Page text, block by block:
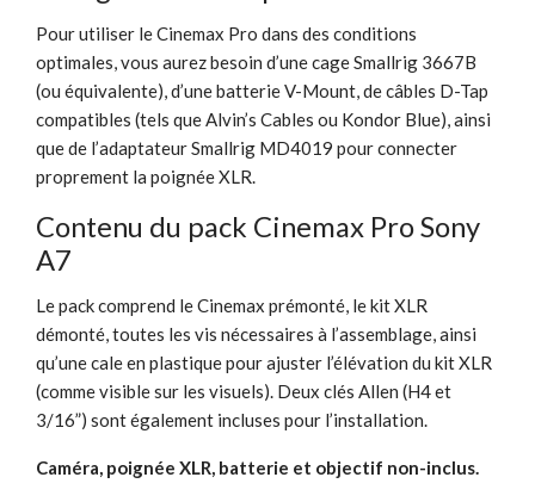
Pour utiliser le Cinemax Pro dans des conditions
optimales, vous aurez besoin d’une cage Smallrig 3667B
(ou équivalente), d’une batterie V-Mount, de câbles D-Tap
compatibles (tels que Alvin’s Cables ou Kondor Blue), ainsi
que de l’adaptateur Smallrig MD4019 pour connecter
proprement la poignée XLR.
Contenu du pack Cinemax Pro Sony
A7
Le pack comprend le Cinemax prémonté, le kit XLR
démonté, toutes les vis nécessaires à l’assemblage, ainsi
qu’une cale en plastique pour ajuster l’élévation du kit XLR
(comme visible sur les visuels). Deux clés Allen (H4 et
3/16”) sont également incluses pour l’installation.
Caméra, poignée XLR, batterie et objectif non-inclus.